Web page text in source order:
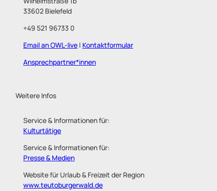
33602 Bielefeld
+49 521 96733 0
Email an OWL-live | Kontaktformular
Ansprechpartner*innen
Weitere Infos
Service & Informationen für:
Kulturtätige
Service & Informationen für:
Presse & Medien
Website für Urlaub & Freizeit der Region
www.teutoburgerwald.de